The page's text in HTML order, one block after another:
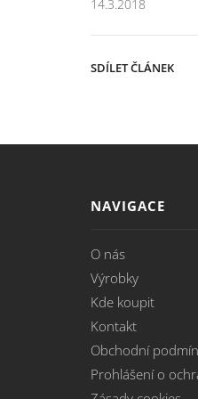
14.3.2018
SDÍLET ČLÁNEK
NAVIGACE
O nás
Výrobky
Kde koupit
Kontakt
Obchodní
Prohlášení o